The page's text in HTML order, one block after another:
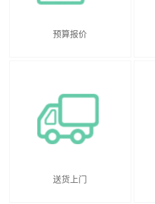
预算报价
送货上门